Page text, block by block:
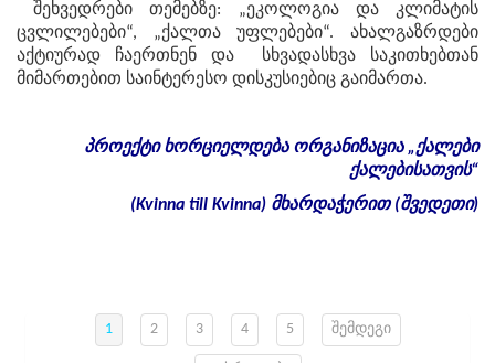
შეხვედრები თემებზე: „ეკოლოგია და კლიმატის
ცვლილებები“, „ქალთა უფლებები“. ახალგაზრდები
აქტიურად ჩაერთნენ და სხვადასხვა საკითხებთან
მიმართებით საინტერესო დისკუსიებიც გაიმართა.
პროექტი ხორციელდება ორგანიზაცია„ქალები
ქალებისათვის“
(Kvinna till Kvinna) მხარდაჭერით(შვედეთი)
1 2 3 4 5 შემდეგი